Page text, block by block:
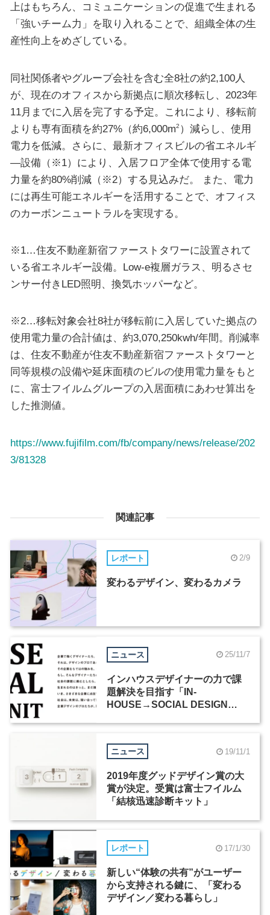
上はもちろん、コミュニケーションの促進で生まれる
「強いチーム力」を取り入れることで、組織全体の生
産性向上をめざしている。
同社関係者やグループ会社を含む全8社の約2,100人
が、現在のオフィスから新拠点に順次移転し、2023年
11月までに入居を完了する予定。これにより、移転前
よりも専有面積を約27%（約6,000m2 ）減らし、使用
電力を低減。さらに、最新オフィスビルの省エネルギ
―設備（※1）により、入居フロア全体で使用する電
力量を約80%削減（※2）する見込みだ。 また、電力
には再生可能エネルギーを活用することで、オフィス
のカーボンニュートラルを実現する。
※1…住友不動産新宿ファーストタワーに設置されて
いる省エネルギー設備。Low-e複層ガラス、明るさセ
ンサー付きLED照明、換気ホッパーなど。
※2…移転対象会社8社が移転前に入居していた拠点の
使用電力量の合計値は、約3,070,250kwh/年間。削減率
は、住友不動産が住友不動産新宿ファーストタワーと
同等規模の設備や延床面積のビルの使用電力量をもと
に、富士フイルムグループの入居面積にあわせ算出を
した推測値。
https://www.fujifilm.com/fb/company/news/release/202
3/81328
関連記事
レポート 2/9
変わるデザイン、変わるカメラ
ニュース 25/11/7
インハウスデザイナーの力で課
題解決を目指す「IN-
HOUSE→SOCIAL DESIGN
ニュース 19/11/1
2019年度グッドデザイン賞の大
賞が決定。受賞は富士フイルム
「結核迅速診断キット」
レポート 17/1/30
新しい“体験の共有”がユーザー
から支持される鍵に、「変わる
デザイン／変わる暮らし」